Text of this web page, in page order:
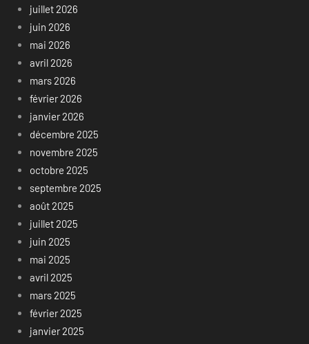
juillet 2026
juin 2026
mai 2026
avril 2026
mars 2026
février 2026
janvier 2026
décembre 2025
novembre 2025
octobre 2025
septembre 2025
août 2025
juillet 2025
juin 2025
mai 2025
avril 2025
mars 2025
février 2025
janvier 2025